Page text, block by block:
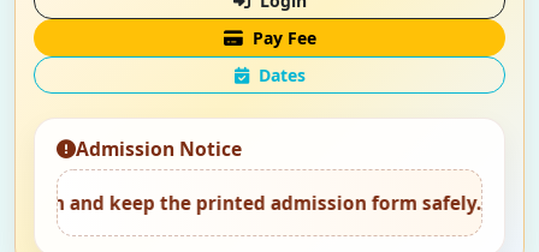
Pay Fee
Dates
Admission Notice
the printed admission form safely.• Attend